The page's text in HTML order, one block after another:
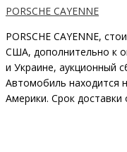
PORSCHE CAYENNE
PORSCHE CAYENNE,
США, дополнительно к
и Украине, аукционный
Автомобиль находится
Америки. Срок доставки